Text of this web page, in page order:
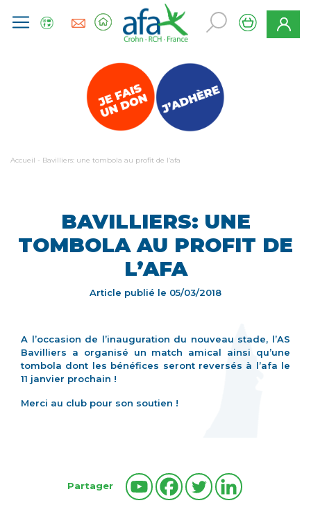
Accueil - Bavilliers: une tombola au profit de l’afa
BAVILLIERS: UNE
TOMBOLA AU PROFIT DE
L’AFA
Article publié le 05/03/2018
A l’occasion de l’inauguration du nouveau stade, l’AS
Bavilliers a organisé un match amical ainsi qu’une
tombola dont les bénéfices seront reversés à l’afa le
11 janvier prochain !
Merci au club pour son soutien !
Partager